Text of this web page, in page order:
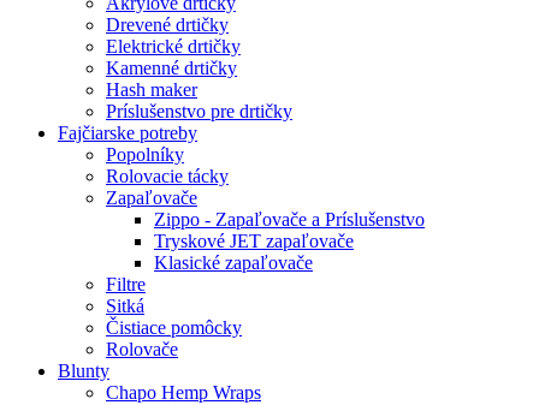
Drevené drtičky
Elektrické drtičky
Kamenné drtičky
Hash maker
Príslušenstvo pre drtičky
Fajčiarske potreby
Popolníky
Rolovacie tácky
Zapaľovače
Zippo - Zapaľovače a Príslušenstvo
Tryskové JET zapaľovače
Klasické zapaľovače
Filtre
Sitká
Čistiace pomôcky
Rolovače
Blunty
Chapo Hemp Wraps